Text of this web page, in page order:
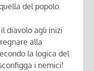
del popolo.
diavolo agli inizi
alla
la logica del
i nemici!